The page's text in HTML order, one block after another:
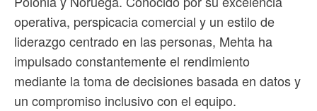
operativa, perspicacia comercial y un estilo de
liderazgo centrado en las personas, Mehta ha
impulsado constantemente el rendimiento
mediante la toma de decisiones basada en datos y
un compromiso inclusivo con el equipo.